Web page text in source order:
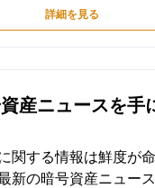
詳細を見る
産ニュースを手
関する情報は鮮度が
新の暗号資産ニュー